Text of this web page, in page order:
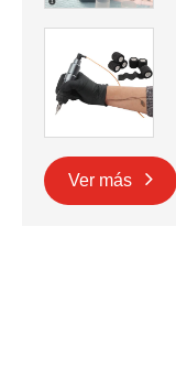
Ver más